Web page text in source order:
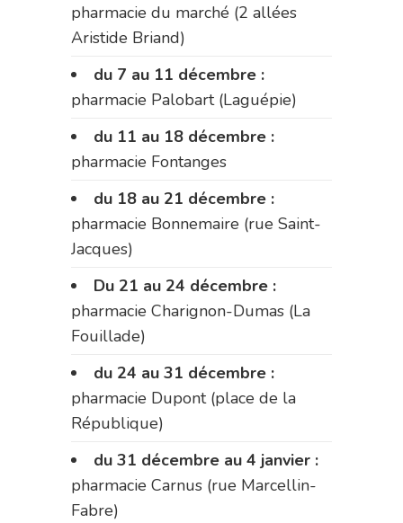
pharmacie du marché (2 allées
Aristide Briand)
du 7 au 11 décembre :
pharmacie Palobart (Laguépie)
du 11 au 18 décembre :
pharmacie Fontanges
du 18 au 21 décembre :
pharmacie Bonnemaire (rue Saint-
Jacques)
Du 21 au 24 décembre :
pharmacie Charignon-Dumas (La
Fouillade)
du 24 au 31 décembre :
pharmacie Dupont (place de la
République)
du 31 décembre au 4 janvier :
pharmacie Carnus (rue Marcellin-
Fabre)